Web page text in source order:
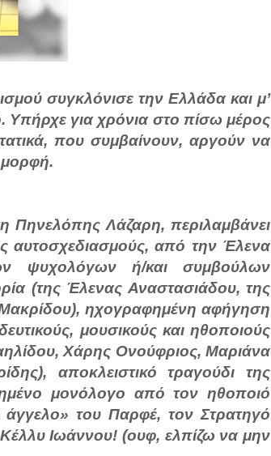
συγκλόνισε την Ελλάδα και μ’
Υπήρχε για χρόνια στο πίσω μέρος
που συμβαίνουν, αργούν να
μορφή.
Πηνελόπης Λάζαρη, περιλαμβάνει
αυτοσχεδιασμούς, από την Έλενα
ψυχολόγων ή/και συμβούλων
(της Έλενας Αναστασιάδου, της
ηχογραφημένη αφήγηση
μουσικούς και ηθοποιούς
Χάρης Ονούφριος, Μαριάνα
αποκλειστικό τραγούδι της
μονόλογο από τον ηθοποιό
του Παρφέ, τον Στρατηγό
Ιωάννου! (ουφ, ελπίζω να μην